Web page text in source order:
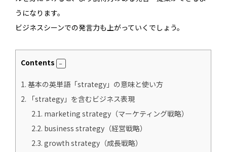
うになります。
ビジネスシーンでの発言力も上がっていくでしょう。
Contents
1. 基本の英単語「strategy」の意味と使い方
2. 「strategy」を含むビジネス表現
2.1. marketing strategy（マーケティング戦略）
2.2. business strategy（経営戦略）
2.3. growth strategy（成長戦略）